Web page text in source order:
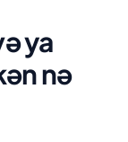
ya
nə